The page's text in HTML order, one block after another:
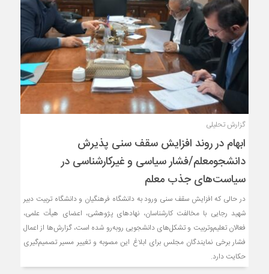
گزارش تحلیلی
ابهام در روند افزایش سقف سنی پذیرش
دانشجومعلم/فشار سیاسی و غیرکارشناسی در
سیاست‌های جذب معلم
در حالی که افزایش سقف سنی ورود به دانشگاه فرهنگیان و دانشگاه تربیت دبیر
شهید رجایی با مخالفت کارشناسان، نهادهای پژوهشی، اعضای هیأت علمی،
فعالان تعلیم‌وتربیت و تشکل‌های دانشجویی روبه‌رو شده است، گزارش‌ها از اعمال
فشار برخی نمایندگان مجلس برای ابلاغ این مصوبه و تغییر مسیر تصمیم‌گیری
حکایت دارد.